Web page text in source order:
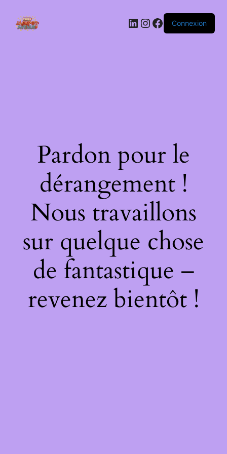
LinkedIn
Instagram
Facebook
Connexion
Pardon pour le
dérangement !
Nous travaillons
sur quelque chose
de fantastique –
revenez bientôt !